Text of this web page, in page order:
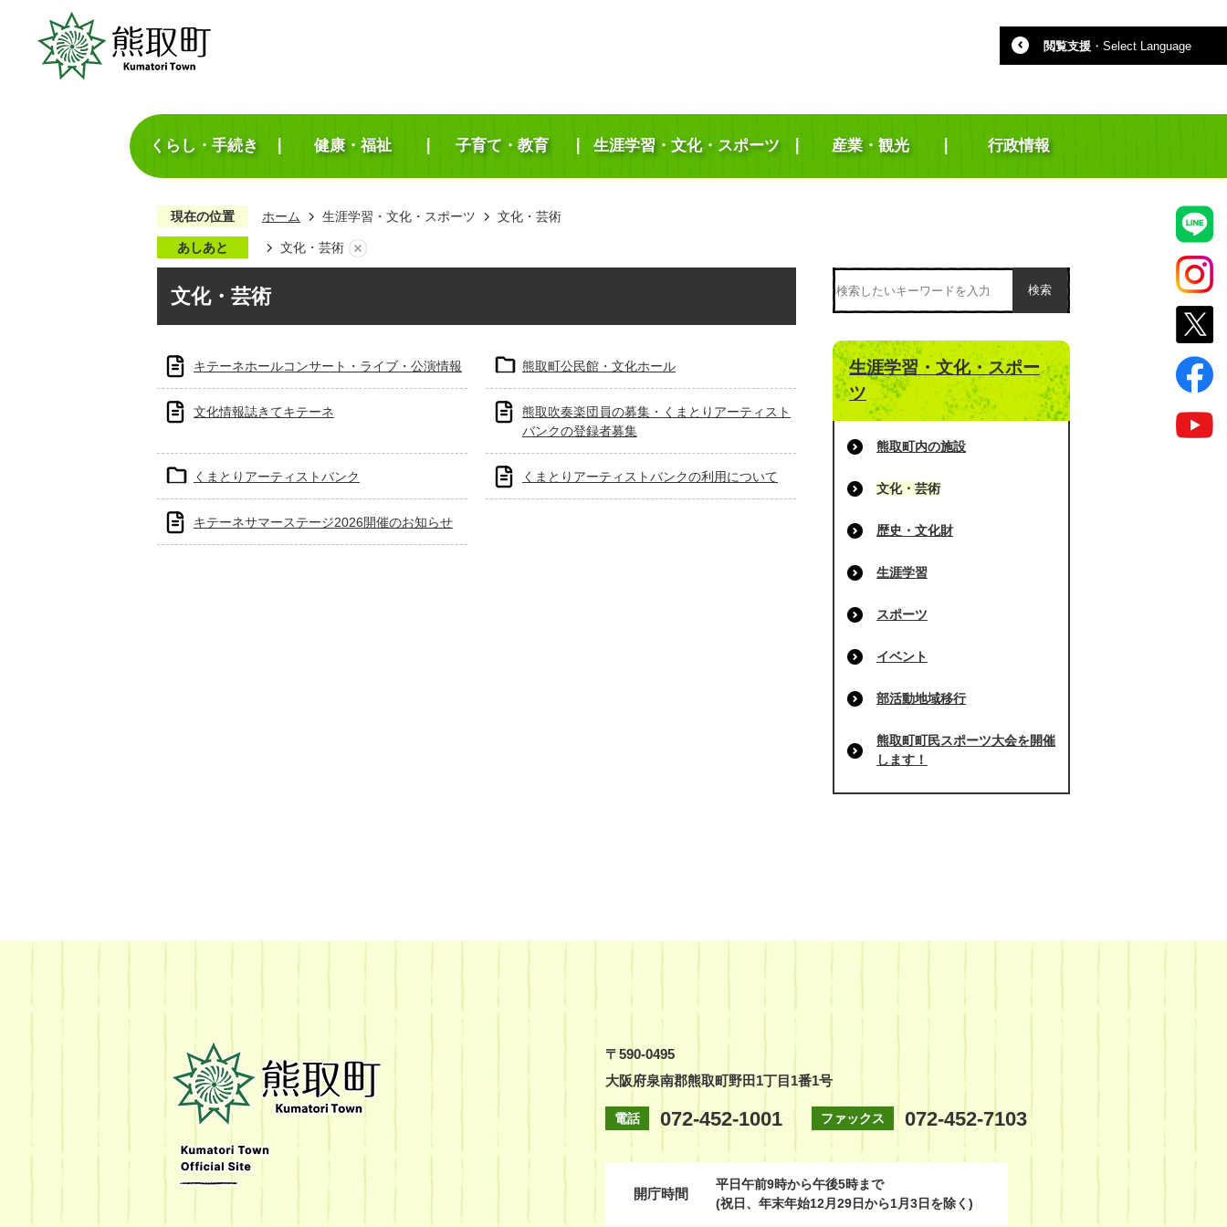
閲覧支援 ・ Select Language
くらし・手続き 健康・福祉 子育て・教育 生涯学習・文化・スポーツ 産業・観光 行政情報
現在の位置 ホーム 生涯学習・文化・スポーツ 文化・芸術
あしあと 文化・芸術
文化・芸術
キテーネホールコンサート・ライブ・公演情報 熊取町公民館・文化ホール
文化情報誌きてキテーネ
熊取吹奏楽団員の募集・くまとりアーティスト
バンクの登録者募集
くまとりアーティストバンク くまとりアーティストバンクの利用について
キテーネサマーステージ2026開催のお知らせ
検索
生涯学習・文化・スポー
ツ
熊取町内の施設
文化・芸術
歴史・文化財
生涯学習
スポーツ
イベント
部活動地域移行
熊取町町民スポーツ大会を開催
します！
町
Kumatori
Town
Official
Site
〒590-0495
大阪府泉南郡熊取町野田1丁目1番1号
電話 072-452-1001 ファックス 072-452-7103
開庁時間
平日午前9時から午後5時まで
(祝日、年末年始12月29日から1月3日を除く)